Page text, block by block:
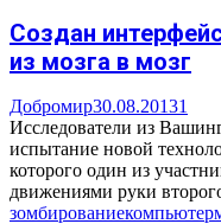
Создан
из мозга в мозг
Добромир30.08.20131
Исследователи из
испытание новой
которого один из
движениями руки
зомбированиекомпьютер